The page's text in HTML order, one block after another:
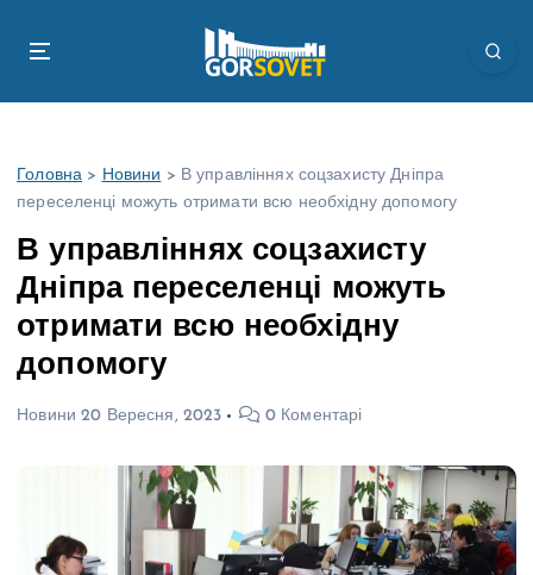
Головна > Новини > В управліннях соцзахисту Дніпра
переселенці можуть отримати всю необхідну допомогу
В управліннях соцзахисту
Дніпра переселенці можуть
отримати всю необхідну
допомогу
Новини 20 Вересня, 2023 0 Коментарі